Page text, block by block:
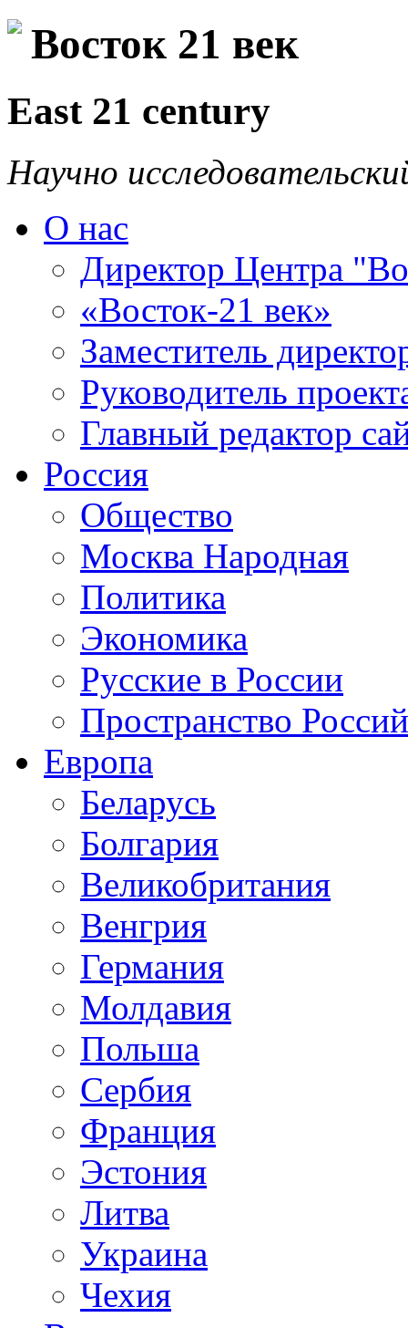
Восток 21 век
East 21 century
Научно
О нас
Директор Центра
«Восток-21 век»
Заместитель
Руководитель
Главный редактор
Россия
Общество
Москва Народная
Политика
Экономика
Русские в России
Пространство
Европа
Беларусь
Болгария
Великобритания
Венгрия
Германия
Молдавия
Польша
Сербия
Франция
Эстония
Литва
Украина
Чехия